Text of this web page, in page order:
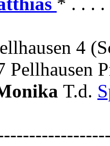
4
Pellhausen
T.d.